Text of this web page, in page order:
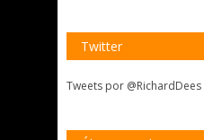
Twitter
Tweets por @RichardDees